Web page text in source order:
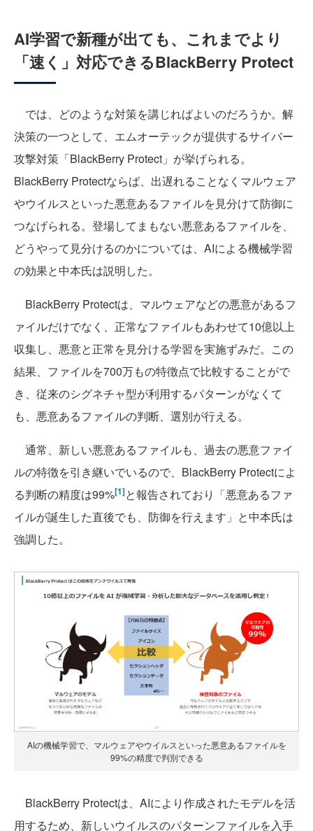
AI学習で新種が出ても、これまでより
「速く」対応できるBlackBerry Protect
では、どのような対策を講じればよいのだろうか。解
決策の一つとして、エムオーテックが提供するサイバー
攻撃対策「BlackBerry Protect」が挙げられる。
BlackBerry Protectならば、出遅れることなくマルウェア
やウイルスといった悪意あるファイルを見分けて防御に
つなげられる。登場してまもない悪意あるファイルを、
どうやって見分けるのかについては、AIによる機械学習
の効果と中本氏は説明した。
BlackBerry Protectは、マルウェアなどの悪意があるフ
ァイルだけでなく、正常なファイルもあわせて10億以上
収集し、悪意と正常を見分ける学習を実施ずみだ。この
結果、ファイルを700万もの特徴点で比較することがで
き、従来のシグネチャ型が利用するパターンがなくて
も、悪意あるファイルの判断、選別が行える。
通常、新しい悪意あるファイルも、過去の悪意ファイ
ルの特徴を引き継いでいるので、BlackBerry Protectによ
る判断の精度は99%[1]と報告されており「悪意あるファ
イルが誕生した直後でも、防御を行えます」と中本氏は
強調した。
AIの機械学習で、マルウェアやウイルスといった悪意あるファイルを
99%の精度で判別できる
BlackBerry Protectは、AIにより作成されたモデルを活
用するため、新しいウイルスのパターンファイルを入手